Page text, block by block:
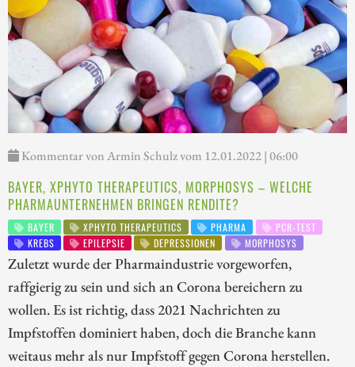
Kommentar von Armin Schulz vom 12.01.2022 | 06:00
BAYER, XPHYTO THERAPEUTICS, MORPHOSYS – WELCHE
PHARMAUNTERNEHMEN BRINGEN RENDITE?
BAYER XPHYTO THERAPEUTICS PHARMA
PCR-TEST
KREBS
EPILEPSIE DEPRESSIONEN MORPHOSYS
Zuletzt wurde der Pharmaindustrie vorgeworfen,
raffgierig zu sein und sich an Corona bereichern zu
wollen. Es ist richtig, dass 2021 Nachrichten zu
Impfstoffen dominiert haben, doch die Branche kann
weitaus mehr als nur Impfstoff gegen Corona herstellen.